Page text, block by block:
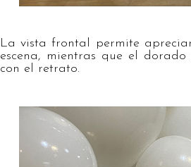
La vista frontal permite
escena, mientras que el
con el retrato.